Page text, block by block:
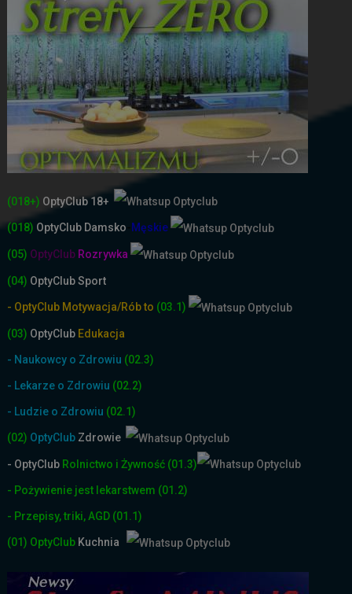
(018+) OptyClub 18+
(018) OptyClub Damsko Męskie
(05) OptyClub Rozrywka
(04) OptyClub Sport
- OptyClub Motywacja/Rób to (03.1)
(03) OptyClub Edukacja
- Naukowcy o Zdrowiu (02.3)
- Lekarze o Zdrowiu (02.2)
- Ludzie o Zdrowiu (02.1)
(02) OptyClub Zdrowie
- OptyClub Rolnictwo i Żywność (01.3)
- Pożywienie jest lekarstwem (01.2)
- Przepisy, triki, AGD (01.1)
(01) OptyClub Kuchnia